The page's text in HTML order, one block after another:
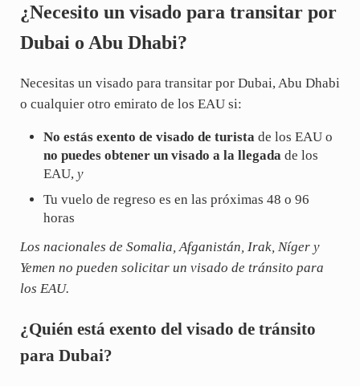
¿Necesito un visado para transitar por
Dubai o Abu Dhabi?
Necesitas un visado para transitar por Dubai, Abu Dhabi
o cualquier otro emirato de los EAU si:
No estás exento de visado de turista de los EAU o
no puedes obtener un visado a la llegada de los
EAU,y
Tu vuelo de regreso es en las próximas 48 o 96
horas
Los nacionales de Somalia, Afganistán, Irak, Níger y
Yemen no pueden solicitar un visado de tránsito para
los EAU.
¿Quién está exento del visado de tránsito
para Dubai?